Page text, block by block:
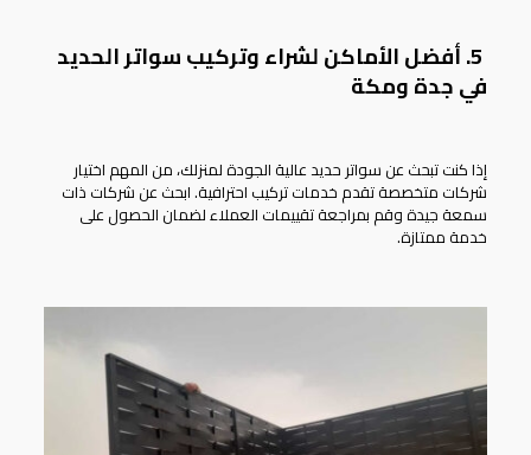
5. أفضل الأماكن لشراء وتركيب سواتر الحديد
في جدة ومكة
إذا كنت تبحث عن سواتر حديد عالية الجودة لمنزلك، من المهم اختيار
شركات متخصصة تقدم خدمات تركيب احترافية. ابحث عن شركات ذات
سمعة جيدة وقم بمراجعة تقييمات العملاء لضمان الحصول على
خدمة ممتازة.